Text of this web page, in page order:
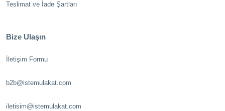
Teslimat ve İade Şartları
Bize Ulaşın
İletişim Formu
b2b@istemulakat.com
iletisim@istemulakat.com